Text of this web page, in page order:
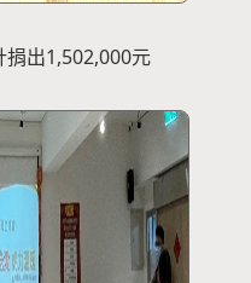
出1,502,000元